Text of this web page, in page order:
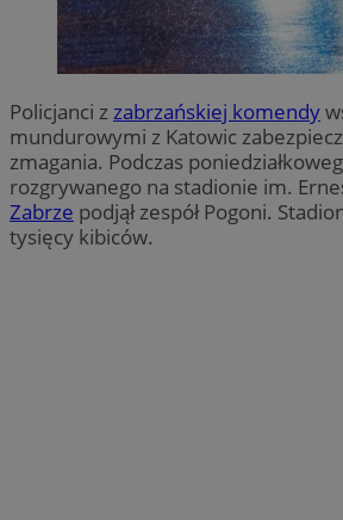
Policjanci zzabrzańskiej komendy
mundurowymi z Katowic
zmagania. Podczas
rozgrywanego na stadionie im.
Zabrze podjął zespół Pogoni.
tysięcy kibiców.